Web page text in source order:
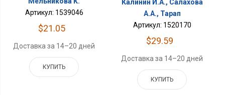
Артикул: 1539046
$21.05
Доставка за 14–20 дней
КУПИТЬ
Калинин И.А., Салахова
А.А., Тарап
Артикул: 1520170
$29.59
Доставка за 14–20 дней
КУПИТЬ